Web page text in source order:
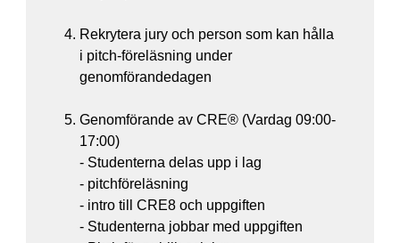
Rekrytera jury och person som kan hålla
i pitch-föreläsning under
genomförandedagen
Genomförande av CRE® (Vardag 09:00-
17:00)
- Studenterna delas upp i lag
- pitchföreläsning
- intro till CRE8 och uppgiften
- Studenterna jobbar med uppgiften